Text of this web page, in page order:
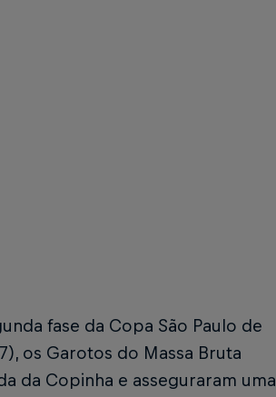
fase da Copa São Paulo de
os Garotos do Massa Bruta
da Copinha e asseguraram uma